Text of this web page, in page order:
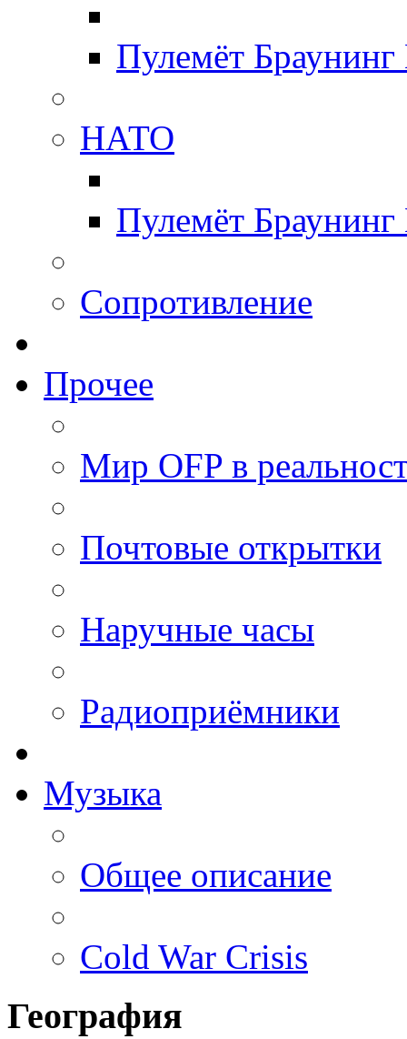
Пулемёт
НАТО
Пулемёт
Сопротивление
Прочее
Мир OFP в
Почтовые открытки
Наручные часы
Радиоприёмники
Музыка
Общее описание
Cold War Crisis
География